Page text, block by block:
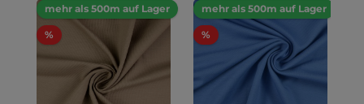
mehr als 500m auf Lager
%
mehr als 500m auf Lager
%